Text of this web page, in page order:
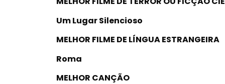
Um Lugar Silencioso
MELHOR FILME DE LÍNGUA ESTRANGEIRA
Roma
MELHOR CANÇÃO